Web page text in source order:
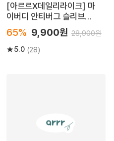
[아르르X데일리라이크] 마
이버디 안티버그 슬리브리
스
65% 9,900원 28,900원
5.0 (28)